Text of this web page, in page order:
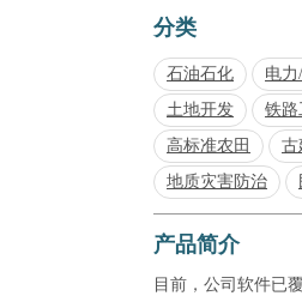
分类
石油石化 电力
土地开发
铁路
高标准农田
古
地质灾害防治
产品简介
目前，公司软件已